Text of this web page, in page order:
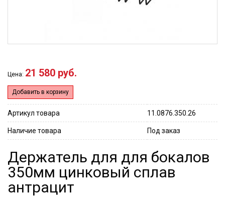
Цена: 21 580 руб.
Добавить в корзину
Артикул товара 11.0876.350.26
Наличие товара Под заказ
Держатель для для бокалов
350мм цинковый сплав
антрацит